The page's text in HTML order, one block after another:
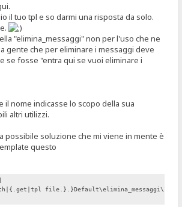
il tuo tpl e so darmi una risposta da solo.
"elimina_messaggi" non per l'uso che ne
gente che per eliminare i messaggi deve
se fosse "entra qui se vuoi eliminare i
il nome indicasse lo scopo della sua
altri utilizzi.
possibile soluzione che mi viene in mente è
questo